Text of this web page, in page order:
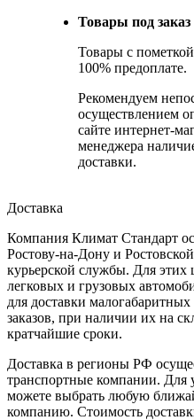
Товары под заказ
Товары с
100% предоплате.
Рекомендуем
осуществлением
сайте интернет-
менеджера
доставки.
Доставка
Компания Климат Стандарт
Ростову-на-Дону и
курьерской службы. Для этих
легковых и грузовых
для доставки
заказов, при наличии их на
кратчайшие сроки.
Доставка в регионы РФ
транспортные компании. Для
можете выбрать любую
компанию. Стоимость